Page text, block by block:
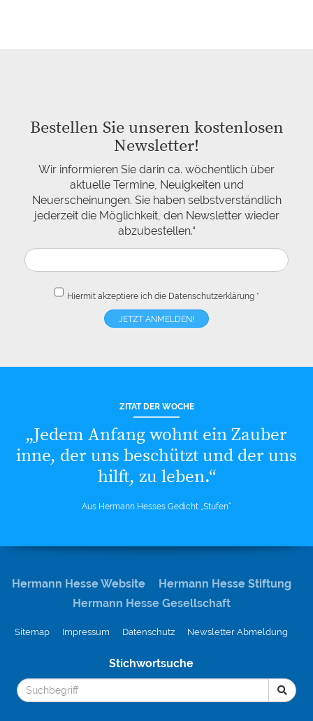
Bestellen Sie unseren kostenlosen
Newsletter!
Wir informieren Sie darin ca. wöchentlich über
aktuelle Termine, Neuigkeiten und
Neuerscheinungen. Sie haben selbstverständlich
jederzeit die Möglichkeit, den Newsletter wieder
abzubestellen.“
Hiermit akzeptiere ich die Datenschutzerklärung*
ZITAT DER WOCHE
„Jedem Anfang wohnt ein Zauber
inne, der uns beschützt und der uns
hilft, zu leben.“
Aus Hermann Hesses Gedicht „Stufen“
Hermann Hesse Website
Hermann Hesse Stiftung
Hermann Hesse Gesellschaft
Sitemap Impressum Datenschutz Newsletter Abmeldung
Stichwortsuche